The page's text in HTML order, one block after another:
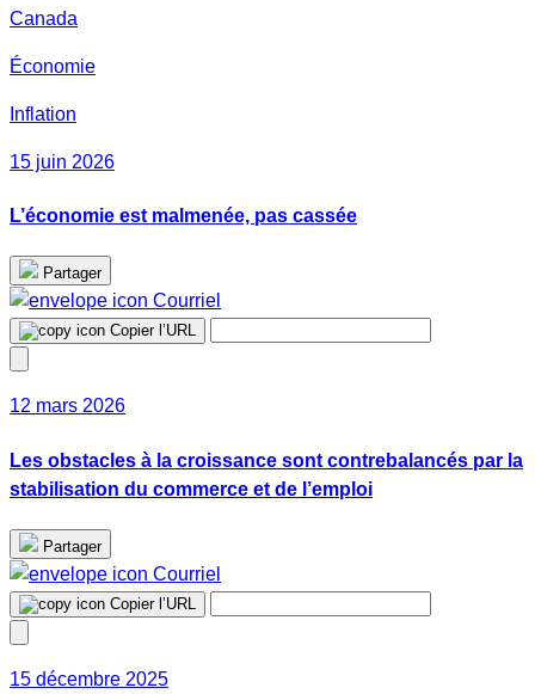
Canada
Économie
Inflation
15 juin 2026
L’économie est malmenée, pas cassée
Partager
Courriel
Copier l’URL
12 mars 2026
Les obstacles à la croissance sont contrebalancés par la
stabilisation du commerce et de l’emploi
Partager
Courriel
Copier l’URL
15 décembre 2025